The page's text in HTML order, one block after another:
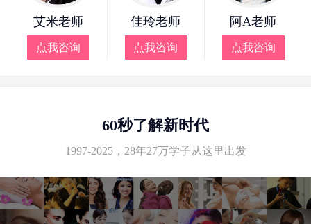
艾米老师
点我咨询
佳玲老师
点我咨询
阿A老师
点我咨询
60秒了解新时代
1997-2025，28年27万学子从这里出发